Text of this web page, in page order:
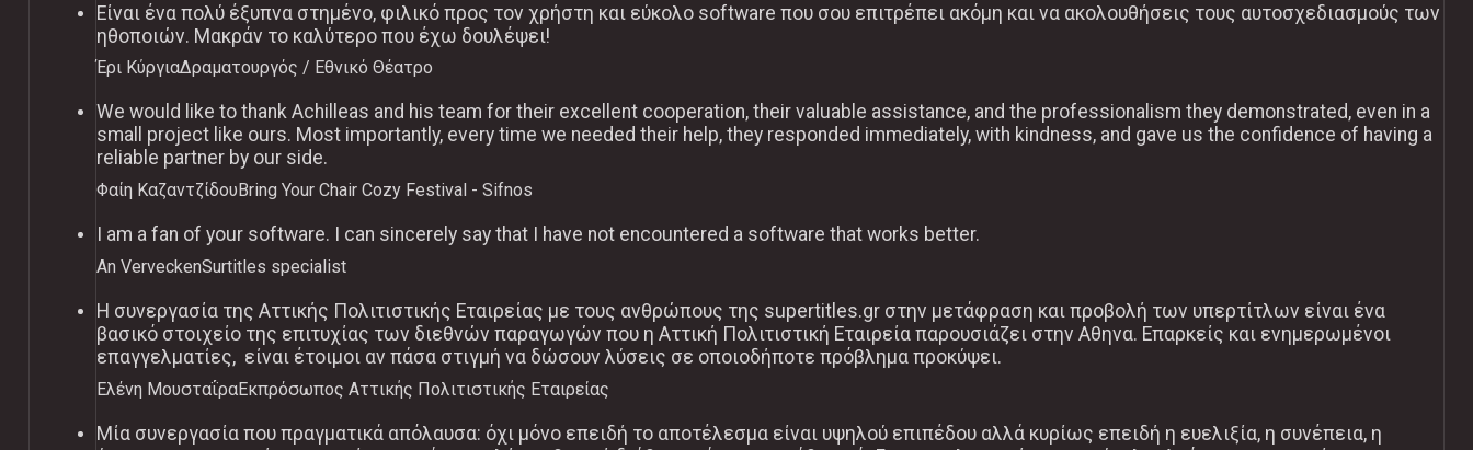
Είναι ένα πολύ έξυπνα στημένο, φιλικό προς τον χρήστη και εύκολο software που σου επιτρέπει ακόμη και να ακολουθήσεις τους αυτοσχεδιασμούς των
ηθοποιών. Μακράν το καλύτερο που έχω δουλέψει!
Έρι ΚύργιαΔραματουργός / Εθνικό Θέατρο
We would like to thank Achilleas and his team for their excellent cooperation, their valuable assistance, and the professionalism they demonstrated, even in a
small project like ours. Most importantly, every time we needed their help, they responded immediately, with kindness, and gave us the confidence of having a
reliable partner by our side.
Φαίη Καζαντζίδου Bring Your Chair Cozy Festival - Sifnos
I am a fan of your software. I can sincerely say that I have not encountered a software that works better.
An VerveckenSurtitles specialist
Η συνεργασία της Αττικής Πολιτιστικής Εταιρείας με τους ανθρώπους της supertitles.gr στην μετάφραση και προβολή των υπερτίτλων είναι ένα
βασικό στοιχείο της επιτυχίας των διεθνών παραγωγών που η Αττική Πολιτιστική Εταιρεία παρουσιάζει στην Αθηνα. Επαρκείς και ενημερωμένοι
επαγγελματίες, είναι έτοιμοι αν πάσα στιγμή να δώσουν λύσεις σε οποιοδήποτε πρόβλημα προκύψει.
Ελένη ΜουσταΐραΕκπρόσωπος Αττικής Πολιτιστικής Εταιρείας
Μία συνεργασία που πραγματικά απόλαυσα: όχι μόνο επειδή το αποτέλεσμα είναι υψηλού επιπέδου αλλά κυρίως επειδή η ευελιξία, η συνέπεια, η